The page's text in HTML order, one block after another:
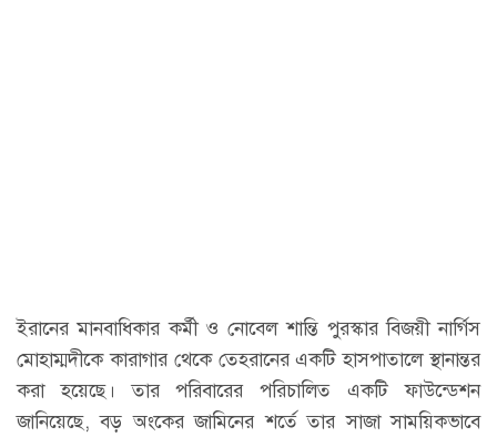
ইরানের মানবাধিকার কর্মী ও নোবেল শান্তি পুরস্কার বিজয়ী নার্গিস
মোহাম্মদীকে কারাগার থেকে তেহরানের একটি হাসপাতালে স্থানান্তর
করা হয়েছে। তার পরিবারের পরিচালিত একটি ফাউন্ডেশন
জানিয়েছে, বড় অংকের জামিনের শর্তে তার সাজা সাময়িকভাবে